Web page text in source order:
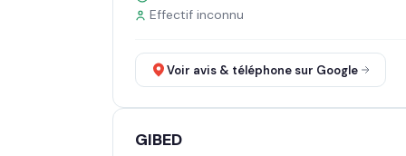
Effectif inconnu
Voir avis & téléphone sur Google
GIBED